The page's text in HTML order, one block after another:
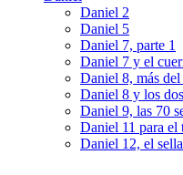
Daniel 2
Daniel 5
Daniel 7, parte 1
Daniel 7 y el
Daniel 8, más
Daniel 8 y los
Daniel 9, las 70
Daniel 11 para el
Daniel 12, el